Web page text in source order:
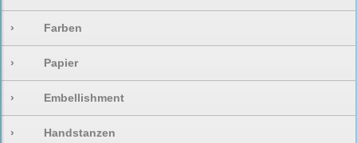
› Farben
› Papier
› Embellishment
› Handstanzen